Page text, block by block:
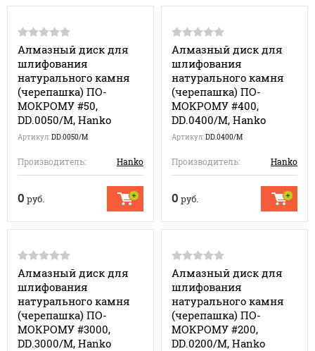
Алмазный диск для
шлифования
натурального камня
(черепашка) ПО-
МОКРОМУ #50,
DD.0050/M, Hanko
Артикул:DD.0050/M
Производитель: Hanko
0 руб.
Алмазный диск для
шлифования
натурального камня
(черепашка) ПО-
МОКРОМУ #400,
DD.0400/M, Hanko
Артикул:DD.0400/M
Производитель: Hanko
0 руб.
Алмазный диск для
шлифования
натурального камня
(черепашка) ПО-
МОКРОМУ #3000,
DD.3000/M, Hanko
Алмазный диск для
шлифования
натурального камня
(черепашка) ПО-
МОКРОМУ #200,
DD.0200/M, Hanko